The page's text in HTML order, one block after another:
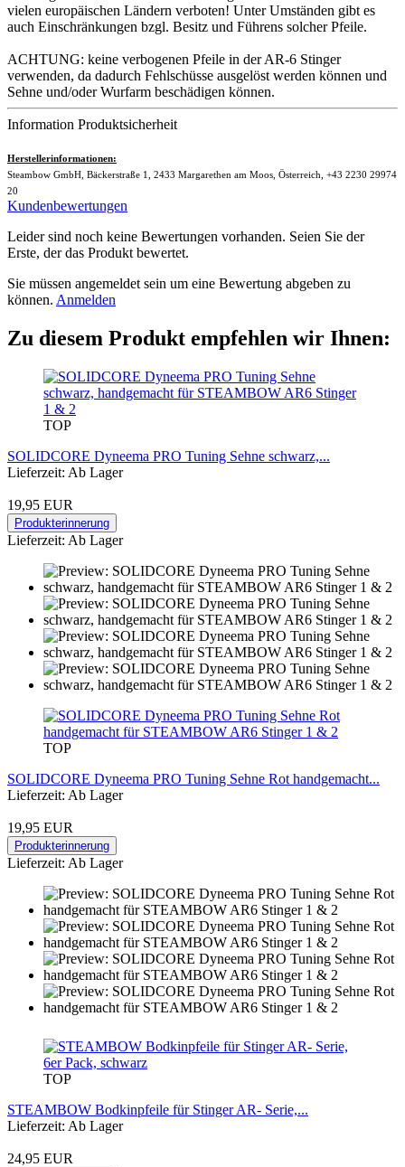
vielen europäischen Ländern verboten! Unter Umständen gibt es
auch Einschränkungen bzgl. Besitz und Führens solcher Pfeile.
ACHTUNG: keine verbogenen Pfeile in der AR-6 Stinger
verwenden, da dadurch Fehlschüsse ausgelöst werden können und
Sehne und/oder Wurfarm beschädigen können.
Information Produktsicherheit
Herstellerinformationen:
Steambow GmbH, Bäckerstraße 1, 2433 Margarethen am Moos, Österreich, +43 2230 29974
20
Kundenbewertungen
Leider sind noch keine Bewertungen vorhanden. Seien Sie der
Erste, der das Produkt bewertet.
Sie müssen angemeldet sein um eine Bewertung abgeben zu
können. Anmelden
Zu diesem Produkt empfehlen wir Ihnen:
TOP
SOLIDCORE Dyneema PRO Tuning Sehne schwarz,...
Lieferzeit: Ab Lager
19,95 EUR
Produkterinnerung
Lieferzeit: Ab Lager
TOP
SOLIDCORE Dyneema PRO Tuning Sehne Rot handgemacht...
Lieferzeit: Ab Lager
19,95 EUR
Produkterinnerung
Lieferzeit: Ab Lager
TOP
STEAMBOW Bodkinpfeile für Stinger AR- Serie,...
Lieferzeit: Ab Lager
24,95 EUR